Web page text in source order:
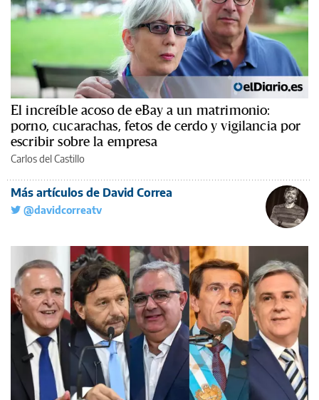
El increíble acoso de eBay a un matrimonio:
porno, cucarachas, fetos de cerdo y vigilancia por
escribir sobre la empresa
Carlos del Castillo
Más artículos de David Correa
@davidcorreatv